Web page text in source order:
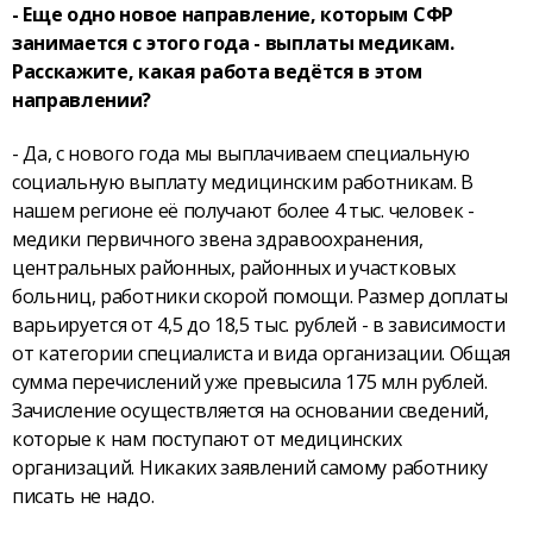
- Еще одно новое направление, которым СФР
занимается с этого года - выплаты медикам.
Расскажите, какая работа ведётся в этом
направлении?
- Да, с нового года мы выплачиваем специальную
социальную выплату медицинским работникам. В
нашем регионе её получают более 4 тыс. человек -
медики первичного звена здравоохранения,
центральных районных, районных и участковых
больниц, работники скорой помощи. Размер доплаты
варьируется от 4,5 до 18,5 тыс. рублей - в зависимости
от категории специалиста и вида организации. Общая
сумма перечислений уже превысила 175 млн рублей.
Зачисление осуществляется на основании сведений,
которые к нам поступают от медицинских
организаций. Никаких заявлений самому работнику
писать не надо.